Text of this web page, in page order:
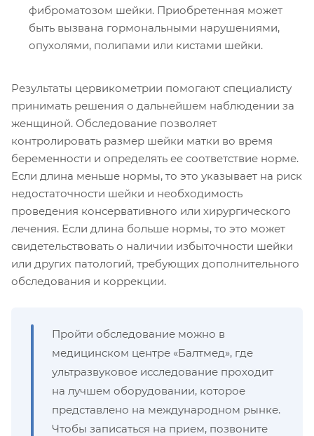
фиброматозом шейки. Приобретенная может
быть вызвана гормональными нарушениями,
опухолями, полипами или кистами шейки.
Результаты цервикометрии помогают специалисту
принимать решения о дальнейшем наблюдении за
женщиной. Обследование позволяет
контролировать размер шейки матки во время
беременности и определять ее соответствие норме.
Если длина меньше нормы, то это указывает на риск
недостаточности шейки и необходимость
проведения консервативного или хирургического
лечения. Если длина больше нормы, то это может
свидетельствовать о наличии избыточности шейки
или других патологий, требующих дополнительного
обследования и коррекции.
Пройти обследование можно в
медицинском центре «Балтмед», где
ультразвуковое исследование проходит
на лучшем оборудовании, которое
представлено на международном рынке.
Чтобы записаться на прием, позвоните